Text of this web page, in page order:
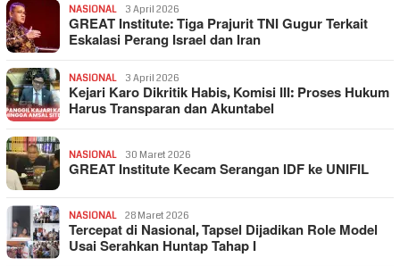
NASIONAL 3 April 2026
GREAT Institute: Tiga Prajurit TNI Gugur Terkait
Eskalasi Perang Israel dan Iran
NASIONAL 3 April 2026
Kejari Karo Dikritik Habis, Komisi III: Proses Hukum
Harus Transparan dan Akuntabel
NASIONAL 30 Maret 2026
GREAT Institute Kecam Serangan IDF ke UNIFIL
NASIONAL 28 Maret 2026
Tercepat di Nasional, Tapsel Dijadikan Role Model
Usai Serahkan Huntap Tahap I